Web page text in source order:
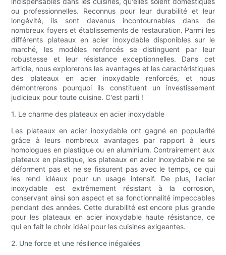
ou professionnelles. Reconnus pour leur durabilité et leur
longévité, ils sont devenus incontournables dans de
nombreux foyers et établissements de restauration. Parmi les
différents plateaux en acier inoxydable disponibles sur le
marché, les modèles renforcés se distinguent par leur
robustesse et leur résistance exceptionnelles. Dans cet
article, nous explorerons les avantages et les caractéristiques
des plateaux en acier inoxydable renforcés, et nous
démontrerons pourquoi ils constituent un investissement
judicieux pour toute cuisine. C'est parti !
1. Le charme des plateaux en acier inoxydable
Les plateaux en acier inoxydable ont gagné en popularité
grâce à leurs nombreux avantages par rapport à leurs
homologues en plastique ou en aluminium. Contrairement aux
plateaux en plastique, les plateaux en acier inoxydable ne se
déforment pas et ne se fissurent pas avec le temps, ce qui
les rend idéaux pour un usage intensif. De plus, l'acier
inoxydable est extrêmement résistant à la corrosion,
conservant ainsi son aspect et sa fonctionnalité impeccables
pendant des années. Cette durabilité est encore plus grande
pour les plateaux en acier inoxydable haute résistance, ce
qui en fait le choix idéal pour les cuisines exigeantes.
2. Une force et une résilience inégalées